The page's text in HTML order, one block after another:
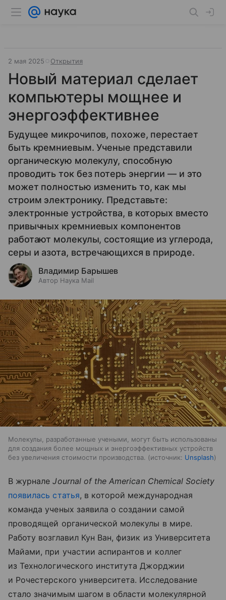
2 мая 2025 Открытия
Новый материал сделает
компьютеры мощнее и
энергоэффективнее
Будущее микрочипов, похоже, перестает
быть кремниевым. Ученые представили
органическую молекулу, способную
проводить ток без потерь энергии — и это
может полностью изменить то, как мы
строим электронику. Представьте:
электронные устройства, в которых вместо
привычных кремниевых компонентов
работают молекулы, состоящие из углерода,
серы и азота, встречающихся в природе.
Владимир Барышев
Автор Наука Mail
Молекулы, разработанные учеными, могут быть использованы
для создания более мощных и энергоэффективных устройств
без увеличения стоимости производства.
источник: Unsplash
В журналеJournal of the American Chemical Society
появилась статья, в которой международная
команда ученых заявила о создании самой
проводящей органической молекулы в мире.
Работу возглавил Кун Ван, физик из Университета
Майами, при участии аспирантов и коллег
из Технологического института Джорджии
и Рочестерского университета. Исследование
стало значимым шагом в области молекулярной